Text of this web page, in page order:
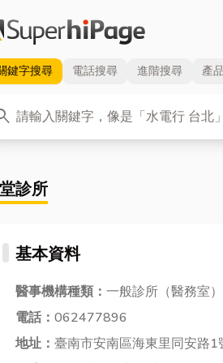
鍵字搜尋 電話搜尋 進階搜尋 產品
鍵字
診所
基本資料
醫事機構種類： 一般診所（醫務室）
電話： 062477896
地址： 臺南市安南區海東里同安路